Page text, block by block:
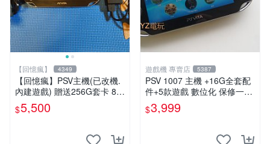
【回憶瘋】 4349
【回憶瘋】PSV主機(已改機.
內建遊戲) 贈送256G套卡 8成
新 遊戲機 PSVITA
$5,500
遊戲機 專賣店 5387
PSV 1007 主機 +16G全套配
件+5款遊戲 數位化 保修一年
品質有保障
$3,999